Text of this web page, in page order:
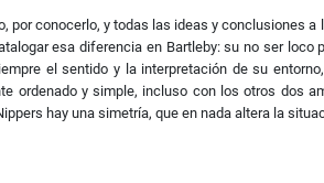
por conocerlo, y todas las ideas y conclusiones
esa diferencia en Bartleby: su no ser loco
el sentido y la interpretación de su
ordenado y simple, incluso con los otros dos
hay una simetría, que en nada altera la